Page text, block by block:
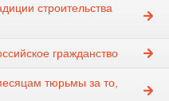
строительства
гражданство
тюрьмы за то,